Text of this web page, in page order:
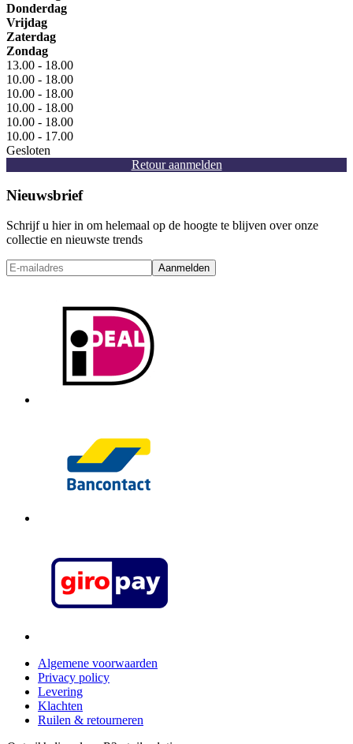
Donderdag
Vrijdag
Zaterdag
Zondag
13.00 - 18.00
10.00 - 18.00
10.00 - 18.00
10.00 - 18.00
10.00 - 18.00
10.00 - 17.00
Gesloten
Retour aanmelden
Nieuwsbrief
Schrijf u hier in om helemaal op de hoogte te blijven over onze
collectie en nieuwste trends
Aanmelden
Algemene voorwaarden
Privacy policy
Levering
Klachten
Ruilen & retourneren